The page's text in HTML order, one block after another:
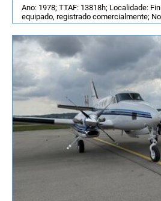
Ano: 1978; TTAF: 13818h; Localidade:
equipado, registrado comercialmente;